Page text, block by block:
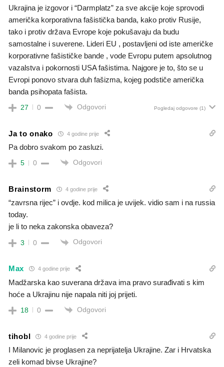
Ukrajina je izgovor i “Darmplatz” za sve akcije koje sprovodi
američka korporativna fašistička banda, kako protiv Rusije,
tako i protiv država Evrope koje pokušavaju da budu
samostalne i suverene. Lideri EU , postavljeni od iste američke
korporativne fašističke bande , vode Evropu putem apsolutnog
vazalstva i pokornosti USA fašistima. Najgore je to, što se u
Evropi ponovo stvara duh fašizma, kojeg podstiče američka
banda psihopata fašista.
27 0 Odgovori Pogledaj odgovore (1)
Ja to onako 4 godine prije
Pa dobro svakom po zasluzi.
5 0 Odgovori
Brainstorm 4 godine prije
“zavrsna rijec” i ovdje. kod milica je uvijek. vidio sam i na russia
today.
je li to neka zakonska obaveza?
3 0 Odgovori
Max 4 godine prije
Madžarska kao suverana država ima pravo surađivati s kim
hoće a Ukrajinu nije napala niti joj prijeti.
18 0 Odgovori
tihobl 4 godine prije
I Milanovic je proglasen za neprijatelja Ukrajine. Zar i Hrvatska
zeli komad bivse Ukrajine?